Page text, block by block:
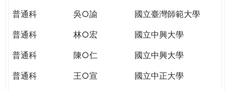
民。
普通科
吳○諭
國立臺灣師範大學
普通科
林○宏
國立中興大學
普通科
陳○仁
國立中興大學
普通科
王○宣
國立中正大學